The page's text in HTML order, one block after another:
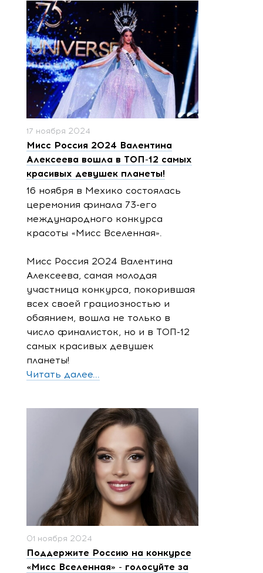
17 ноября 2024
Мисс Россия 2024 Валентина
Алексеева вошла в ТОП-12 самых
красивых девушек планеты!
16 ноября в Мехико состоялась
церемония финала 73-его
международного конкурса
красоты «Мисс Вселенная».
Мисс Россия 2024 Валентина
Алексеева, самая молодая
участница конкурса, покорившая
всех своей грациозностью и
обаянием, вошла не только в
число финалисток, но и в ТОП-12
самых красивых девушек
планеты!
Читать далее...
01 ноября 2024
Поддержите Россию на конкурсе
«Мисс Вселенная» - голосуйте за